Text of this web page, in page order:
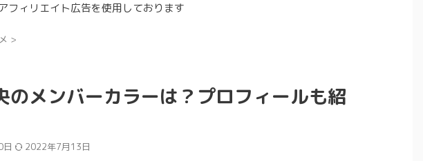
フィリエイト広告を使用しております
>
のメンバーカラーは？プロフィールも紹
2022年7月13日